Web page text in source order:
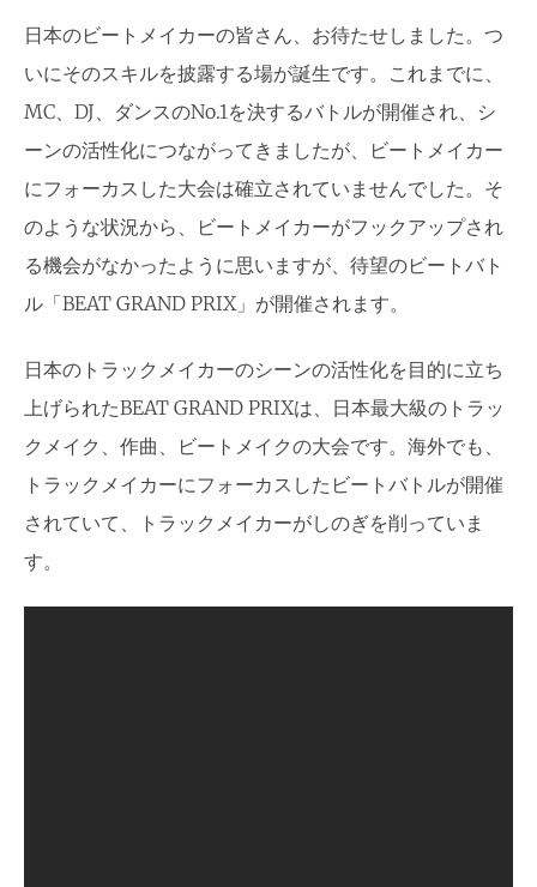
日本のビートメイカーの皆さん、お待たせしました。つ
いにそのスキルを披露する場が誕生です。これまでに、
MC、DJ、ダンスのNo.1を決するバトルが開催され、シ
ーンの活性化につながってきましたが、ビートメイカー
にフォーカスした大会は確立されていませんでした。そ
のような状況から、ビートメイカーがフックアップされ
る機会がなかったように思いますが、待望のビートバト
ル「BEAT GRAND PRIX」が開催されます。
日本のトラックメイカーのシーンの活性化を目的に立ち
上げられたBEAT GRAND PRIXは、日本最大級のトラッ
クメイク、作曲、ビートメイクの大会です。海外でも、
トラックメイカーにフォーカスしたビートバトルが開催
されていて、トラックメイカーがしのぎを削っていま
す。